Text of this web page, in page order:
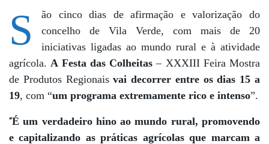
S
ão cinco dias de afirmação e valorização do
concelho de Vila Verde, com mais de 20
iniciativas ligadas ao mundo rural e à atividade
agrícola. A Festa das Colheitas – XXXIII Feira Mostra
de Produtos Regionaisvai decorrer entre os dias 15 a
19, com “um programa extremamente rico e intenso”.
“É um verdadeiro hino ao mundo rural, promovendo
e capitalizando as práticas agrícolas que marcam a